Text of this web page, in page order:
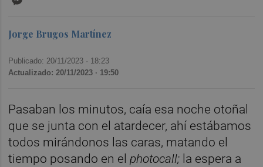
Jorge Brugos Martínez
Publicado: 20/11/2023 · 18:23
Actualizado: 20/11/2023 · 19:50
Pasaban los minutos, caía esa noche otoñal
que se junta con el atardecer, ahí estábamos
todos mirándonos las caras, matando el
tiempo posando en elphotocall; la espera a